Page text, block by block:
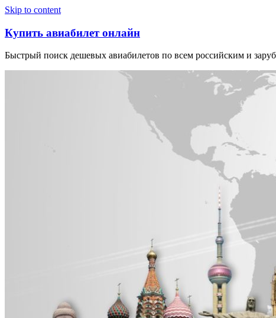
Skip to content
Купить авиабилет онлайн
Быстрый поиск дешевых авиабилетов по всем российским и